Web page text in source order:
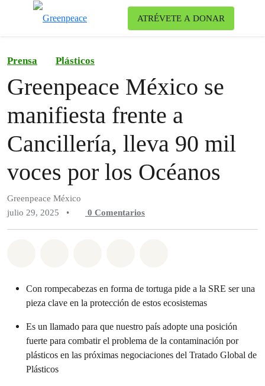
ATRÉVETE A DONAR
Prensa Plásticos
Greenpeace México se
manifiesta frente a
Cancillería, lleva 90 mil
voces por los Océanos
Greenpeace México
julio 29, 2025
• 0 Comentarios
Con rompecabezas en forma de tortuga pide a la SRE ser una
pieza clave en la protección de estos ecosistemas
Es un llamado para que nuestro país adopte una posición
fuerte para combatir el problema de la contaminación por
plásticos en las próximas negociaciones del Tratado Global de
Plásticos